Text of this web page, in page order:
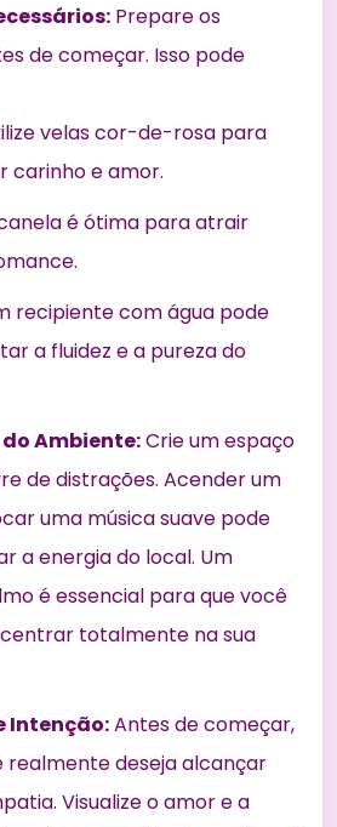
Prepare os
de começar. Isso pode
velas cor-de-rosa para
carinho e amor.
é ótima para atrair
recipiente com água pode
a fluidez e a pureza do
Ambiente:Crie um espaço
de distrações. Acender um
uma música suave pode
a energia do local. Um
é essencial para que você
totalmente na sua
Intenção:Antes de começar,
realmente deseja alcançar
Visualize o amor e a